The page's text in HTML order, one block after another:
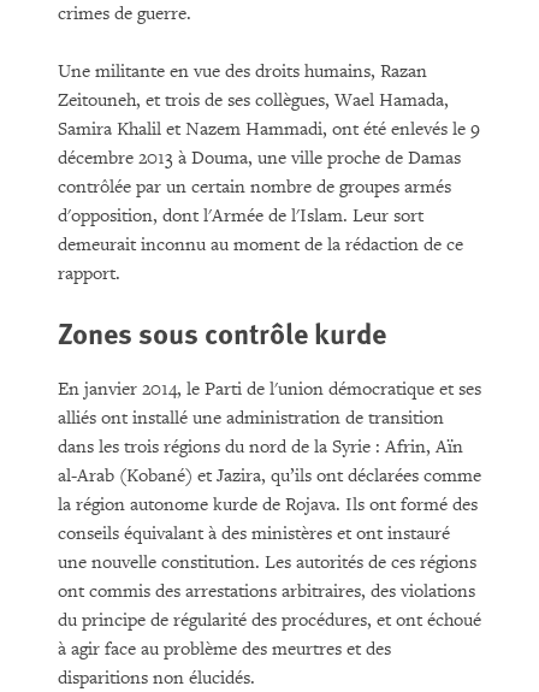
crimes de guerre.
Une militante en vue des droits humains, Razan
Zeitouneh, et trois de ses collègues, Wael Hamada,
Samira Khalil et Nazem Hammadi, ont été enlevés le 9
décembre 2013 à Douma, une ville proche de Damas
contrôlée par un certain nombre de groupes armés
d'opposition, dont l'Armée de l'Islam. Leur sort
demeurait inconnu au moment de la rédaction de ce
rapport.
Zones sous contrôle kurde
En janvier 2014, le Parti de l'union démocratique et ses
alliés ont installé une administration de transition
dans les trois régions du nord de la Syrie : Afrin, Aïn
al-Arab (Kobané) et Jazira, qu’ils ont déclarées comme
la région autonome kurde de Rojava. Ils ont formé des
conseils équivalant à des ministères et ont instauré
une nouvelle constitution. Les autorités de ces régions
ont commis des arrestations arbitraires, des violations
du principe de régularité des procédures, et ont échoué
à agir face au problème des meurtres et des
disparitions non élucidés.